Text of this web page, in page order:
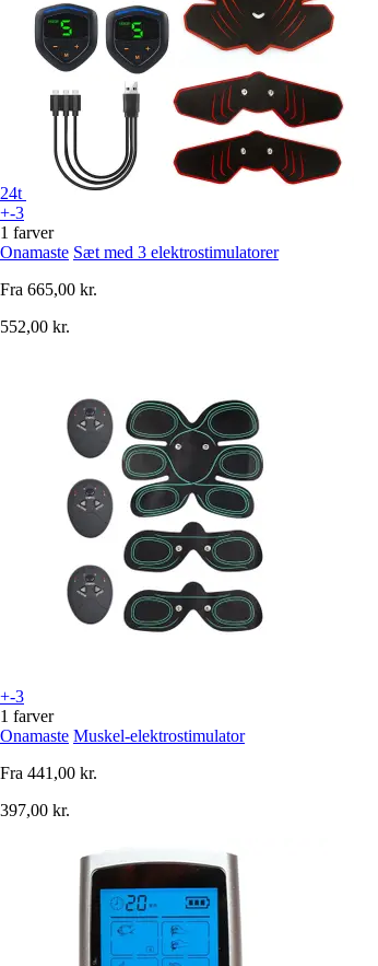
24t
+-3
1 farver
Onamaste Sæt med 3 elektrostimulatorer
Fra 665,00 kr.
552,00 kr.
+-3
1 farver
Onamaste Muskel-elektrostimulator
Fra 441,00 kr.
397,00 kr.